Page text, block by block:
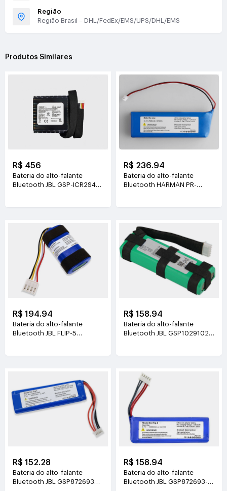
Região
Região Brasil – DHL/FedEx/EMS/UPS/DHL/EMS
Produtos Similares
R$ 456
Bateria do alto-falante
Bluetooth JBL GSP-ICR2S4P-
R$ 236.94
Bateria do alto-falante
Bluetooth HARMAN PR-
R$ 194.94
Bateria do alto-falante
Bluetooth JBL FLIP-5
R$ 158.94
Bateria do alto-falante
Bluetooth JBL GSP1029102
R$ 152.28
Bateria do alto-falante
Bluetooth JBL GSP872693
R$ 158.94
Bateria do alto-falante
Bluetooth JBL GSP872693-